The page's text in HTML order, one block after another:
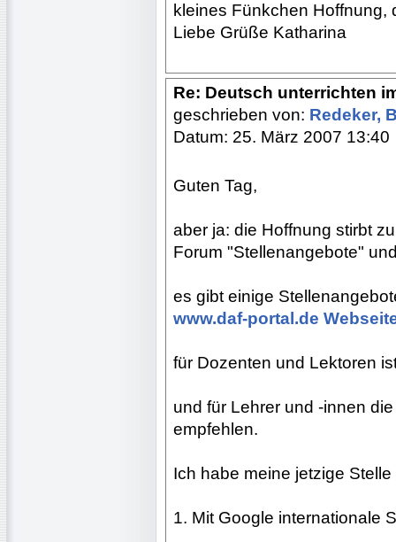
kleines Fünkchen Hoffnung,
Liebe Grüße Katharina
Re: Deutsch unterrichten
geschrieben von: Redeker,
Datum: 25. März 2007 13:40
Guten Tag,
aber ja: die Hoffnung stirbt
Forum "Stellenangebote"
es gibt einige
www.daf-portal.de
für Dozenten und Lektoren
und für Lehrer und -innen
empfehlen.
Ich habe meine jetzige
1. Mit Google internationale